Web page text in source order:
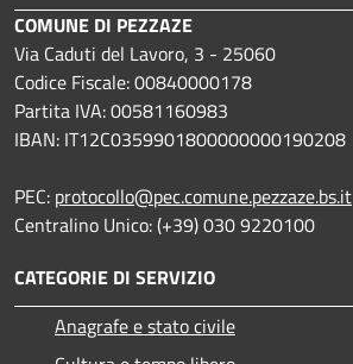
COMUNE DI PEZZAZE
Via Caduti del Lavoro, 3 - 25060
Codice Fiscale: 00840000178
Partita IVA: 00581160983
IBAN: IT12C0359901800000000190208
PEC: protocollo@pec.comune.pezzaze.bs.it
Centralino Unico: (+39) 030 9220100
CATEGORIE DI SERVIZIO
Anagrafe e stato civile